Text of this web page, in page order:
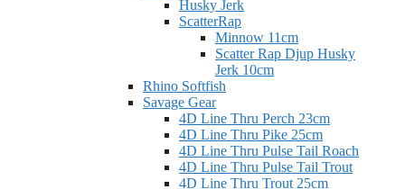
Husky Jerk
ScatterRap
Minnow 11cm
Scatter Rap Djup Husky
Jerk 10cm
Rhino Softfish
Savage Gear
4D Line Thru Perch 23cm
4D Line Thru Pike 25cm
4D Line Thru Pulse Tail Roach
4D Line Thru Pulse Tail Trout
4D Line Thru Trout 25cm